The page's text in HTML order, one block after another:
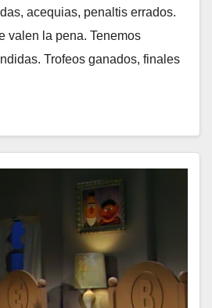
acequias, penaltis errados.
valen la pena. Tenemos
Trofeos ganados, finales